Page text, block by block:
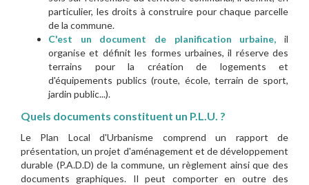
particulier, les droits à construire pour chaque parcelle
de la commune.
C'est un document de planification urbaine, il
organise et définit les formes urbaines, il réserve des
terrains pour la création de logements et
d'équipements publics (route, école, terrain de sport,
jardin public...).
Quels documents constituent un P.L.U. ?
Le Plan Local d'Urbanisme comprend un rapport de
présentation, un projet d'aménagement et de développement
durable (P.A.D.D) de la commune, un règlement ainsi que des
documents graphiques. Il peut comporter en outre des